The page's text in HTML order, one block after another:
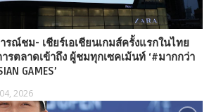
ณ์ชม- เชียร์เอเชียนเกมส์ครั้งแรกในไทย
รตลาดเข้าถึง ผู้ชมทุกเซคเม้นท์ ‘#มากกว่า
GAMES’
2026